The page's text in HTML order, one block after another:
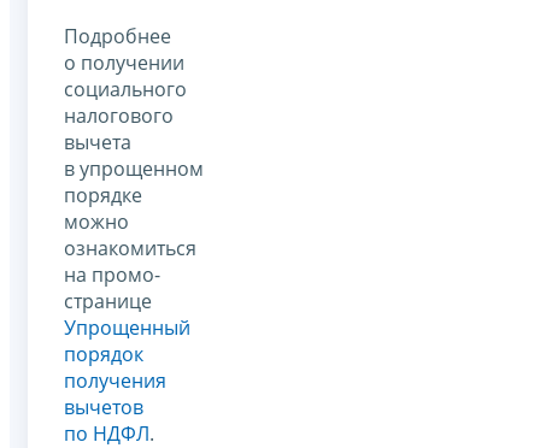
Подробнее
о получении
социального
налогового
вычета
в упрощенном
порядке
можно
ознакомиться
на промо-
странице
Упрощенный
порядок
получения
вычетов
по НДФЛ.